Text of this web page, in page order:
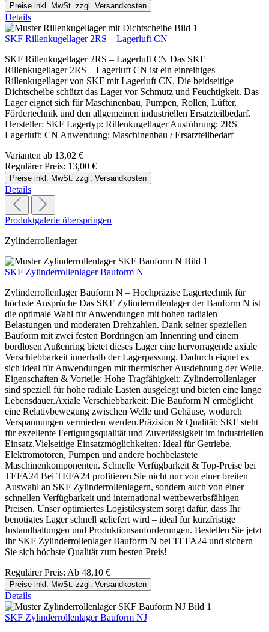
Preise inkl. MwSt. zzgl. Versandkosten
Details
SKF Rillenkugellager 2RS – Lagerluft CN
SKF Rillenkugellager 2RS – Lagerluft CN Das SKF
Rillenkugellager 2RS – Lagerluft CN ist ein einreihiges
Rillenkugellager von SKF mit Lagerluft CN. Die beidseitige
Dichtscheibe schützt das Lager vor Schmutz und Feuchtigkeit. Das
Lager eignet sich für Maschinenbau, Pumpen, Rollen, Lüfter,
Fördertechnik und den allgemeinen industriellen Ersatzteilbedarf.
Hersteller: SKF Lagertyp: Rillenkugellager Ausführung: 2RS
Lagerluft: CN Anwendung: Maschinenbau / Ersatzteilbedarf
Varianten ab 13,02 €
Regulärer Preis: 13,00 €
Preise inkl. MwSt. zzgl. Versandkosten
Details
Produktgalerie überspringen
Zylinderrollenlager
SKF Zylinderrollenlager Bauform N
Zylinderrollenlager Bauform N – Hochpräzise Lagertechnik für
höchste Ansprüche Das SKF Zylinderrollenlager der Bauform N ist
die optimale Wahl für Anwendungen mit hohen radialen
Belastungen und moderaten Drehzahlen. Dank seiner speziellen
Bauform mit zwei festen Bordringen am Innenring und einem
bordlosen Außenring bietet dieses Lager eine hervorragende axiale
Verschiebbarkeit innerhalb der Lagerpassung. Dadurch eignet es
sich ideal für Anwendungen mit thermischer Ausdehnung der Welle.
Eigenschaften & Vorteile: Hohe Tragfähigkeit: Zylinderrollenlager
sind speziell für hohe radiale Lasten ausgelegt und bieten eine lange
Lebensdauer.Axiale Verschiebbarkeit: Die Bauform N ermöglicht
eine Relativbewegung zwischen Welle und Gehäuse, wodurch
Verspannungen vermieden werden.Präzision & Qualität: SKF steht
für exzellente Fertigungsqualität und Zuverlässigkeit im industriellen
Einsatz.Vielseitige Einsatzmöglichkeiten: Ideal für Getriebe,
Elektromotoren, Pumpen und andere hochbelastete
Maschinenkomponenten. Schnelle Verfügbarkeit & Top-Preise bei
TEFA24 Bei TEFA24 profitieren Sie nicht nur von einer breiten
Auswahl an SKF Zylinderrollenlagern, sondern auch von einer
schnellen Verfügbarkeit und international wettbewerbsfähigen
Preisen. Unser optimiertes Logistiksystem sorgt dafür, dass Ihr
benötigtes Lager schnell geliefert wird – ideal für kurzfristige
Instandhaltungen und Produktionsanforderungen. Bestellen Sie jetzt
Ihr SKF Zylinderrollenlager Bauform N bei TEFA24 und sichern
Sie sich höchste Qualität zum besten Preis!
Regulärer Preis: Ab 48,10 €
Preise inkl. MwSt. zzgl. Versandkosten
Details
SKF Zylinderrollenlager Bauform NJ